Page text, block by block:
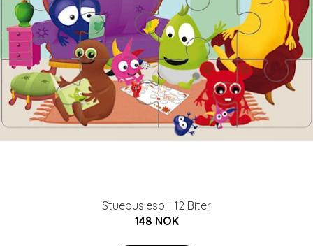
Stuepuslespill 12 Biter
148 NOK